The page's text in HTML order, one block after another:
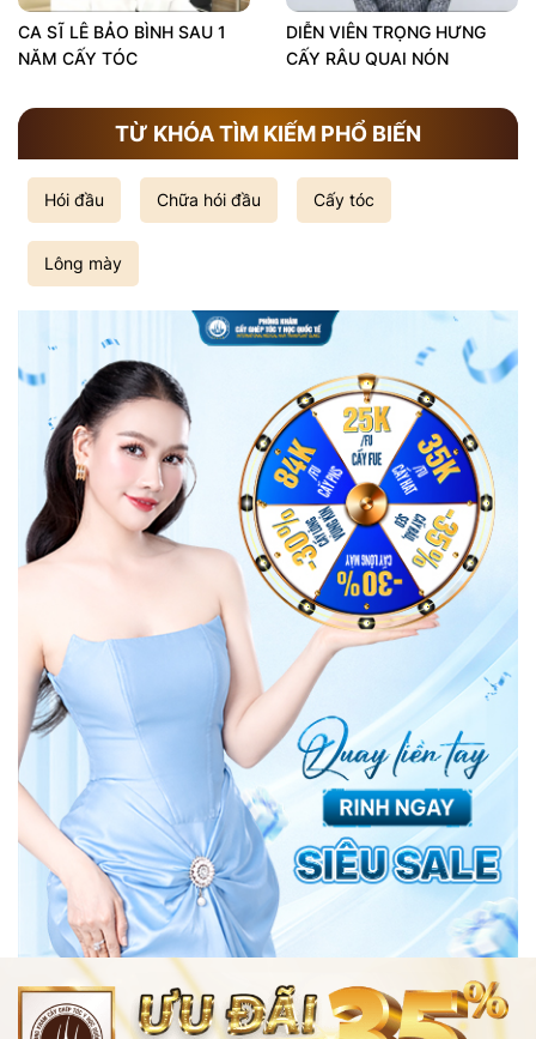
CA SĨ LÊ BẢO BÌNH SAU 1
NĂM CẤY TÓC
DIỄN VIÊN TRỌNG HƯNG
CẤY RÂU QUAI NÓN
TỪ KHÓA TÌM KIẾM PHỔ BIẾN
Hói đầu Chữa hói đầu Cấy tóc
Lông mày